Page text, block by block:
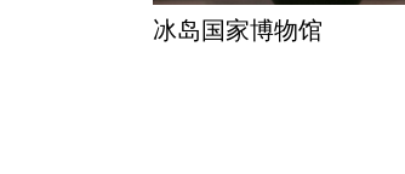
冰岛国家博物馆